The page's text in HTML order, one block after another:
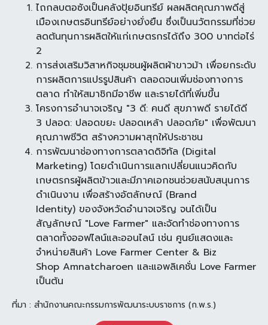
ไถกลบตอซังเป็นคลังปุ้ยอินทรีย์ ผลผลิตคุณภาพดีสู่
เมืองเกษตรอินทรีย์อย่างยั่งยืน ซึ่งเป็นนวัตกรรมที่ช่วย
ลดต้นทุนการผลิตให้แก่เกษตรกรได้ถึง 300 บาทต่อไร่
2
การส่งเสริมวิสาหกิจชุมชนผู้ผลิตผ้าขาวม้า เพื่อยกระดับ
การผลิตการแปรรูปสินค้า ตลอดจนเพิ่มช่องทางการ
ตลาด ทำให้สมาชิกมีอาชีพ และรายได้ที่เพิ่มขึ้น
โครงการอำนาจเจริญ "3 ดี: คนดี สุขภาพดี รายได้ดี
3 ปลอด: ปลอดขยะ ปลอดเหล้า ปลอดภัย" เพื่อพัฒนา
คุณภาพชีวิต สร้างความผาสุกให้ประชาชน
การพัฒนาช่องทางการตลาดดิจิทัล (Digital
Marketing) โดยดำเนินการแลกเปลี่ยนแนวคิดกับ
เกษตรกรผู้ผลิตข้าวและมีภาคเอกชนช่วยสนับสนุนการ
ดำเนินงาน เพื่อสร้างอัตลักษณ์ (Brand
Identity) ของจังหวัดอำนาจเจริญ จนได้เป็น
สัญลักษณ์ "Love Farmer" และจัดทำช่องทางการ
ตลาดทั้งออฟไลน์และออนไลน์ เช่น ศูนย์แสดงและ
จำหน่ายสินค้า Love Farmer Center & Biz
Shop Amnatcharoen และแอพลิเคชั่น Love Farmer
เป็นต้น
ที่มา : สำนักงานคณะกรรมการพัฒนาระบบราชการ (ก.พ.ร.)